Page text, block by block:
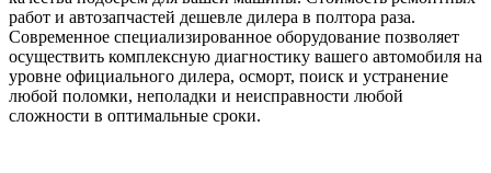
работ и автозапчастей дешевле дилера в полтора раза.
Современное специализированное оборудование позволяет
осуществить комплексную диагностику вашего автомобиля на
уровне официального дилера, осморт, поиск и устранение
любой поломки, неполадки и неисправности любой
сложности в оптимальные сроки.